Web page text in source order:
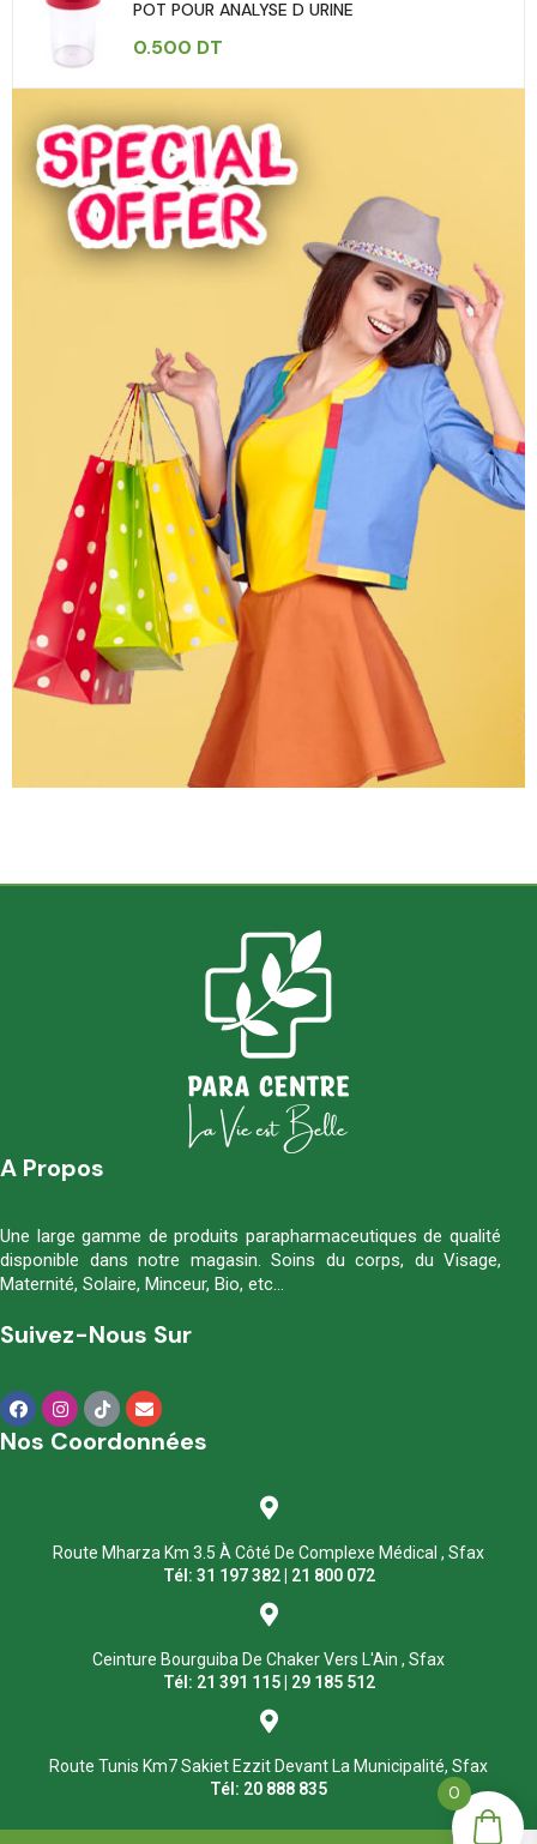
POT POUR ANALYSE D URINE
0.500 DT
A Propos
Une large gamme de produits parapharmaceutiques de qualité
disponible dans notre magasin. Soins du corps, du Visage,
Maternité, Solaire, Minceur, Bio, etc…
Suivez-Nous Sur
Nos Coordonnées
Route Mharza Km 3.5 À Côté De Complexe Médical , Sfax
Tél: 31 197 382 | 21 800 072
Ceinture Bourguiba De Chaker Vers L'Ain , Sfax
Tél: 21 391 115 | 29 185 512
Route Tunis Km7 Sakiet Ezzit Devant La Municipalité, Sfax
Tél: 20 888 835
0